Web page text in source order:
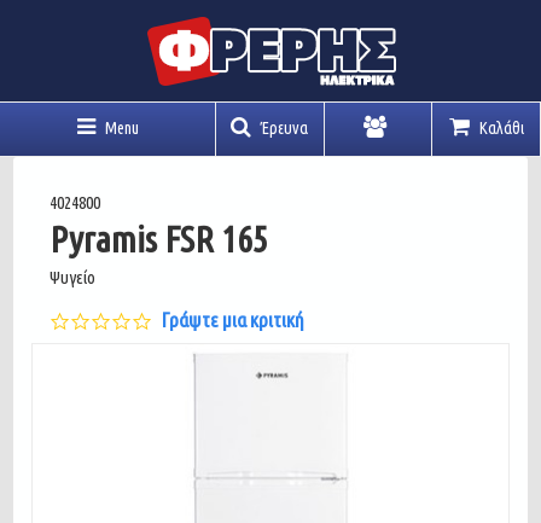
Menu Έρευνα Καλάθι
4024800
Pyramis FSR 165
Ψυγείο
0.0
star
rating
Γράψτε μια κριτική